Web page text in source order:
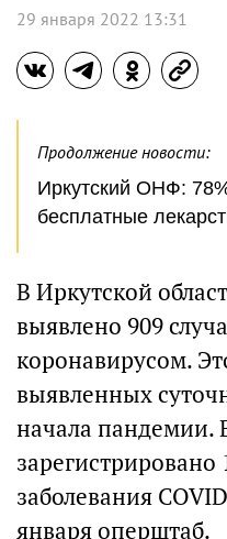
29 января 2022 13:31
Продолжение новости:
Иркутский ОНФ:
бесплатные
В Иркутской
выявлено 909
коронавирусом.
выявленных
начала пандемии.
зарегистрировано
заболевания
января оперштаб.